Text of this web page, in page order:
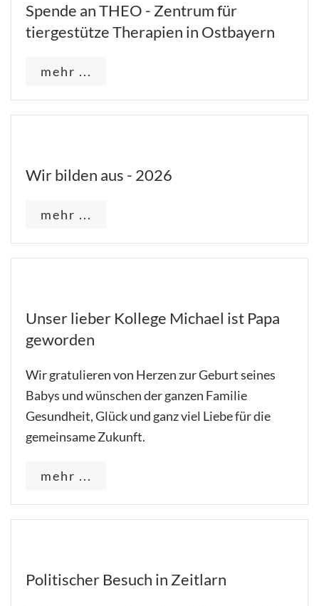
Spende an THEO - Zentrum für
tiergestütze Therapien in Ostbayern
mehr ...
Wir bilden aus - 2026
mehr ...
Unser lieber Kollege Michael ist Papa
geworden
Wir gratulieren von Herzen zur Geburt seines
Babys und wünschen der ganzen Familie
Gesundheit, Glück und ganz viel Liebe für die
gemeinsame Zukunft.
mehr ...
Politischer Besuch in Zeitlarn